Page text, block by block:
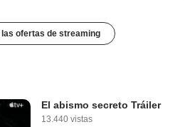
las ofertas de streaming
El abismo secreto Tráiler
13.440 vistas